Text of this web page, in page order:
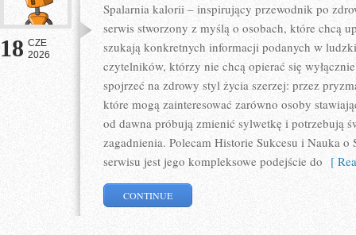
18 CZE
2026
Spalarnia kalorii – inspirujący przewodnik po
serwis stworzony z myślą o osobach, które chcą
szukają konkretnych informacji podanych w
czytelników, którzy nie chcą opierać się
spojrzeć na zdrowy styl życia szerzej: przez
które mogą zainteresować zarówno osoby
od dawna próbują zmienić sylwetkę i potrzebują
zagadnienia. Polecam Historie Sukcesu i Nauka
serwisu jest jego kompleksowe podejście do [
CONTINUE